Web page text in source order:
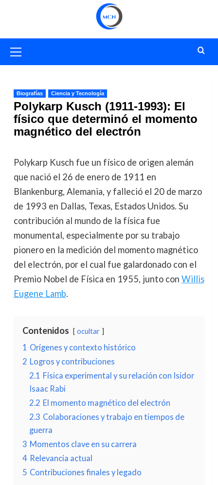
primario
Biografías Ciencia y Tecnología
Polykarp Kusch (1911-1993): El
físico que determinó el momento
magnético del electrón
Polykarp Kusch fue un físico de origen alemán
que nació el 26 de enero de 1911 en
Blankenburg, Alemania, y falleció el 20 de marzo
de 1993 en Dallas, Texas, Estados Unidos. Su
contribución al mundo de la física fue
monumental, especialmente por su trabajo
pionero en la medición del momento magnético
del electrón, por el cual fue galardonado con el
Premio Nobel de Física en 1955, junto con Willis
Eugene Lamb.
Contenidos ocultar
1 Orígenes y contexto histórico
2 Logros y contribuciones
2.1 Física experimental y su relación con Isidor
Isaac Rabi
2.2 El momento magnético del electrón
2.3 Colaboraciones y trabajo en tiempos de
guerra
3 Momentos clave en su carrera
4 Relevancia actual
5 Contribuciones finales y legado